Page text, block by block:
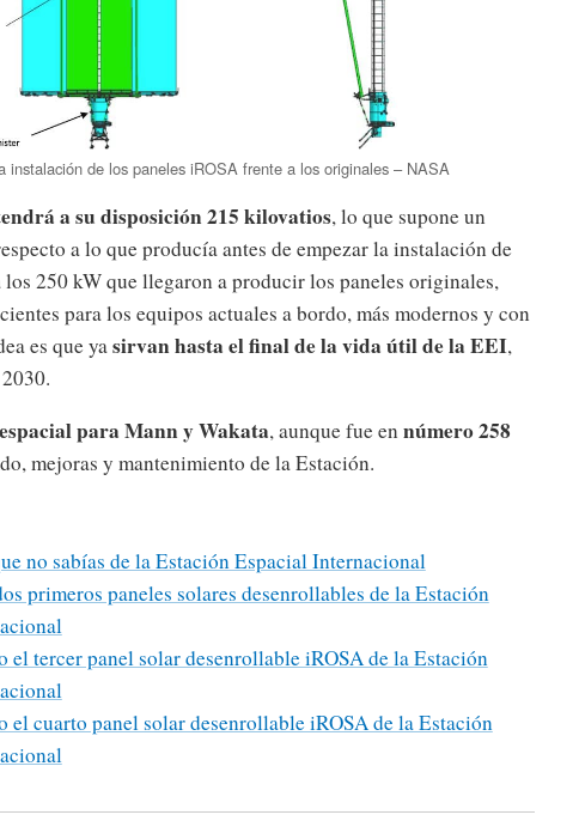
instalación de los paneles iROSA frente a los originales – NASA
a su disposición 215 kilovatios, lo que supone un
a lo que producía antes de empezar la instalación de
250 kW que llegaron a producir los paneles originales,
para los equipos actuales a bordo, más modernos y con
es que yasirvan hasta el final de la vida útil de la EEI,
para Mann y Wakata, aunque fue ennúmero 258
mejoras y mantenimiento de la Estación.
no sabías de la Estación Espacial Internacional
primeros paneles solares desenrollables de la Estación
el tercer panel solar desenrollable iROSA de la Estación
el cuarto panel solar desenrollable iROSA de la Estación